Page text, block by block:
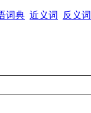
词典 近义词 反义词